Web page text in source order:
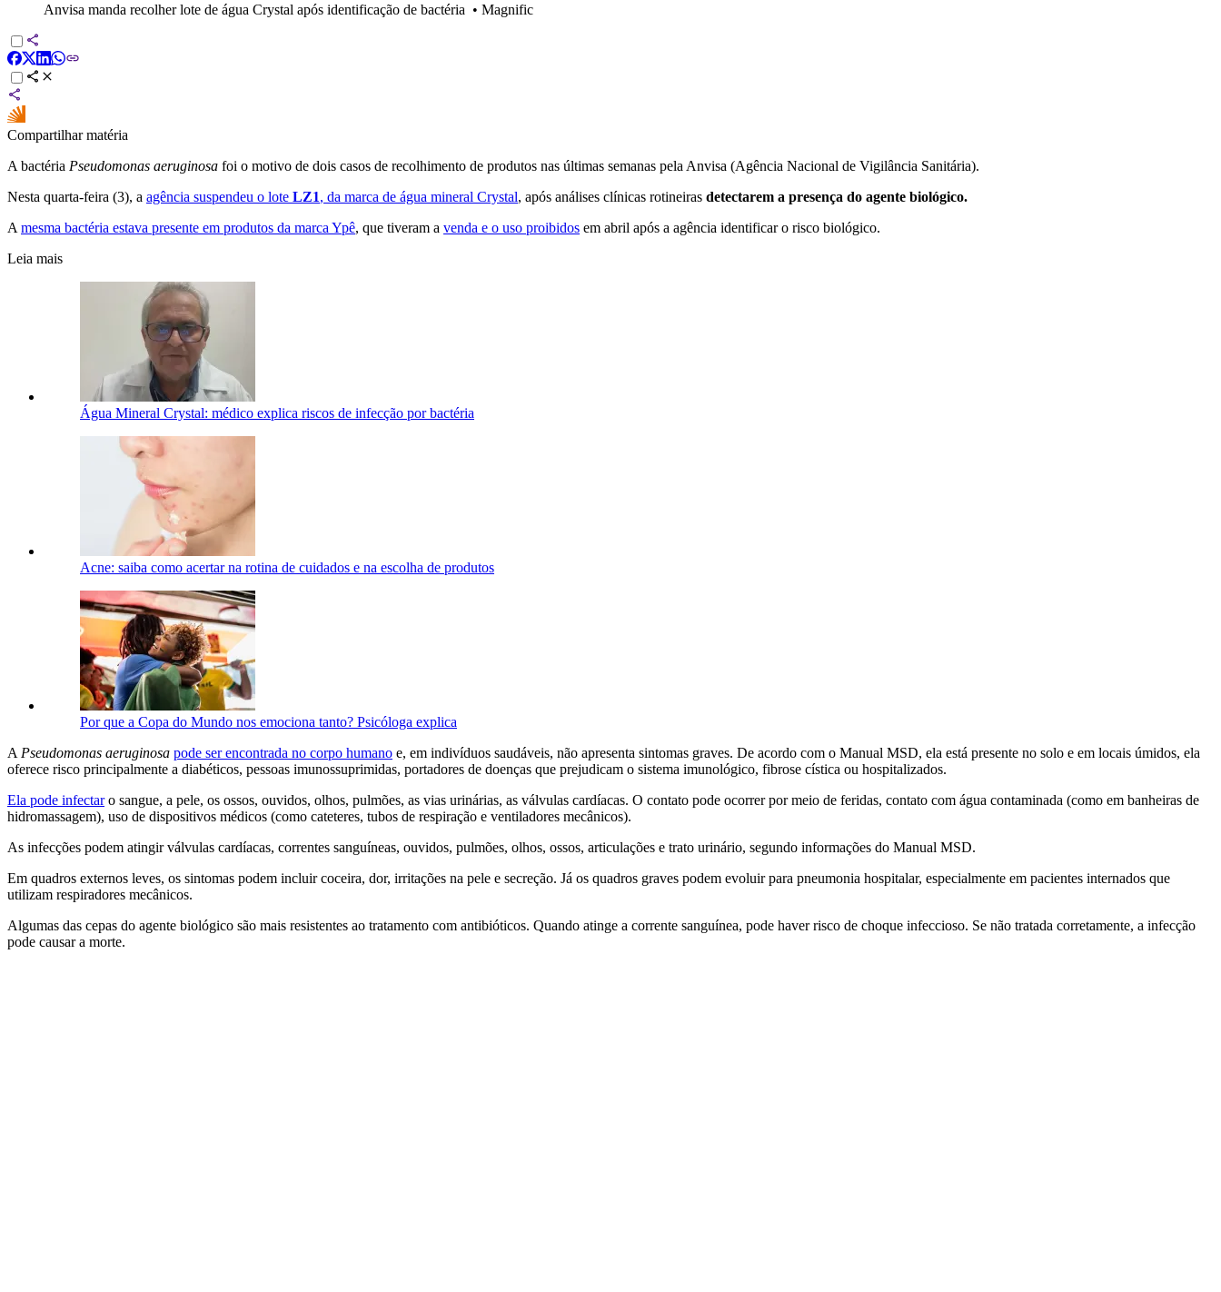
Anvisa manda recolher lote de água Crystal após identificação de bactéria • Magnific
Compartilhar matéria
A bactéria Pseudomonas aeruginosa foi o motivo de dois casos de recolhimento de produtos nas últimas semanas pela Anvisa (Agência Nacional de Vigilância Sanitária).
Nesta quarta-feira (3), a agência suspendeu o lote LZ1, da marca de água mineral Crystal, após análises clínicas rotineiras detectarem a presença do agente biológico.
A mesma bactéria estava presente em produtos da marca Ypê, que tiveram a venda e o uso proibidos em abril após a agência identificar o risco biológico.
Leia mais
Água Mineral Crystal: médico explica riscos de infecção por bactéria
Acne: saiba como acertar na rotina de cuidados e na escolha de produtos
Por que a Copa do Mundo nos emociona tanto? Psicóloga explica
A Pseudomonas aeruginosa pode ser encontrada no corpo humano e, em indivíduos saudáveis, não apresenta sintomas graves. De acordo com o Manual MSD, ela está presente no solo e em locais úmidos, ela
oferece risco principalmente a diabéticos, pessoas imunossuprimidas, portadores de doenças que prejudicam o sistema imunológico, fibrose cística ou hospitalizados.
Ela pode infectaro sangue, a pele, os ossos, ouvidos, olhos, pulmões, as vias urinárias, as válvulas cardíacas. O contato pode ocorrer por meio de feridas, contato com água contaminada (como em banheiras de
hidromassagem), uso de dispositivos médicos (como cateteres, tubos de respiração e ventiladores mecânicos).
As infecções podem atingir válvulas cardíacas, correntes sanguíneas, ouvidos, pulmões, olhos, ossos, articulações e trato urinário, segundo informações do Manual MSD.
Em quadros externos leves, os sintomas podem incluir coceira, dor, irritações na pele e secreção. Já os quadros graves podem evoluir para pneumonia hospitalar, especialmente em pacientes internados que
utilizam respiradores mecânicos.
Algumas das cepas do agente biológico são mais resistentes ao tratamento com antibióticos. Quando atinge a corrente sanguínea, pode haver risco de choque infeccioso. Se não tratada corretamente, a infecção
pode causar a morte.